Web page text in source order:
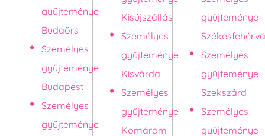
gyűjteménye
Budaörs
Személyes
gyűjteménye
Budapest
Személyes
gyűjteménye
Kisújszállás
Személyes
gyűjteménye
Kisvárda
Személyes
gyűjteménye
Komárom
gyűjteménye
Személyes
gyűjteménye
Szekszárd
Személyes
gyűjteménye